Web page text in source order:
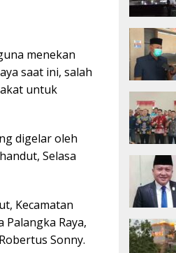
menekan
saat ini, salah
untuk
digelar oleh
Selasa
Kecamatan
Palangka Raya,
Sonny.